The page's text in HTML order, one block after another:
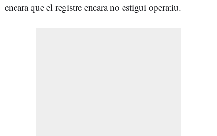
encara que el registre encara no estigui operatiu.